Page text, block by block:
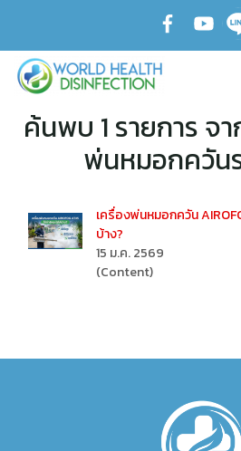
ค้นพบ 1 รายการ จ
พ่นหมอกควัน
เครื่องพ่นหมอกควัน
บ้าง?
15 ม.ค. 2569
(Content)